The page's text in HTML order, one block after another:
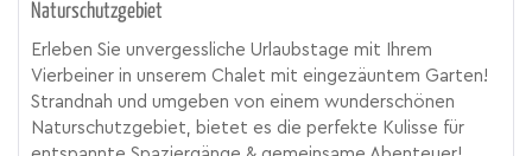
Naturschutzgebiet
Erleben Sie unvergessliche Urlaubstage mit Ihrem
Vierbeiner in unserem Chalet mit eingezäuntem Garten!
Strandnah und umgeben von einem wunderschönen
Naturschutzgebiet, bietet es die perfekte Kulisse für